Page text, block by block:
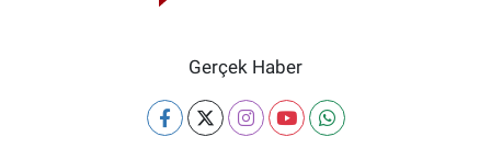
Gerçek Haber